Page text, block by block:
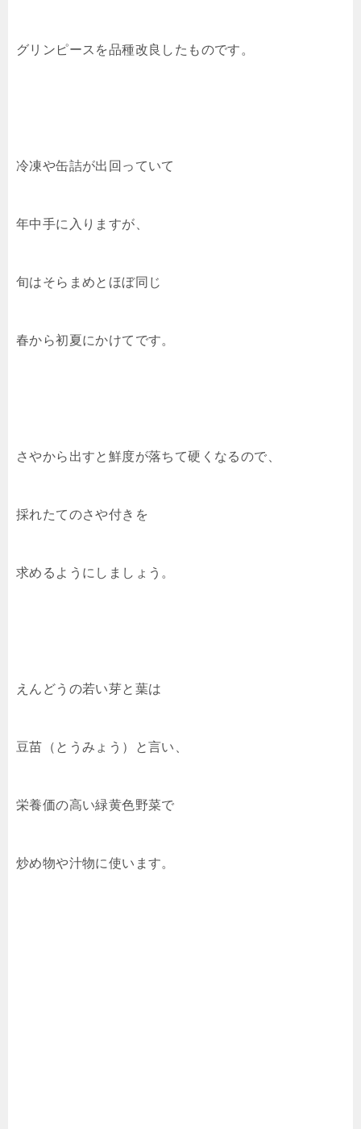
グリンピースを品種改良したものです。
冷凍や缶詰が出回っていて
年中手に入りますが、
旬はそらまめとほぼ同じ
春から初夏にかけてです。
さやから出すと鮮度が落ちて硬くなるので、
採れたてのさや付きを
求めるようにしましょう。
えんどうの若い芽と葉は
豆苗（とうみょう）と言い、
栄養価の高い緑黄色野菜で
炒め物や汁物に使います。